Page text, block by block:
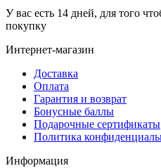
У вас есть 14 дней, для того
покупку
Интернет-магазин
Доставка
Оплата
Гарантия и возврат
Бонусные баллы
Подарочные сертификаты
Политика
Информация